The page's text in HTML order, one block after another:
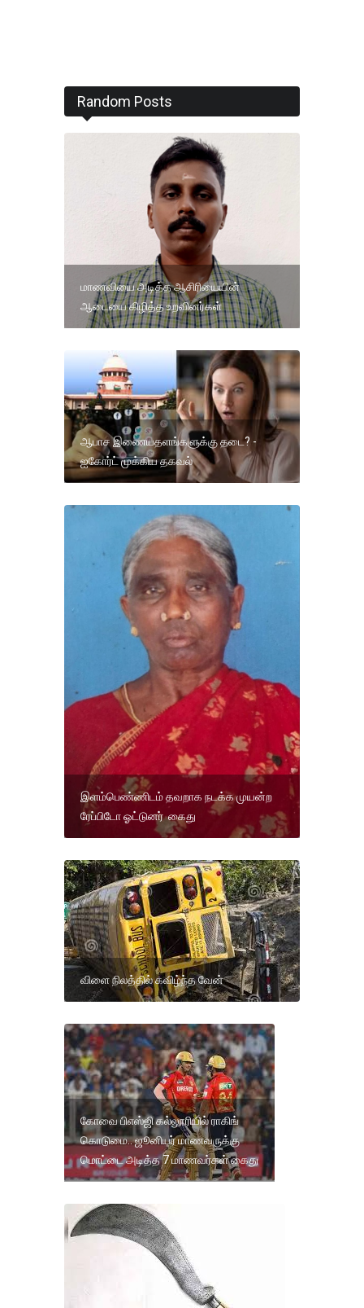
Random Posts
மாணவியை அடித்த ஆசிரியையின்
ஆடையை கிழித்த உறவினர்கள்
ஆபாச இணையதளங்களுக்கு தடை? -
ஐகோர்ட் முக்கிய தகவல்
இளம்பெண்ணிடம் தவறாக நடக்க முயன்ற
ரேப்பிடோ ஓட்டுனர் கைது
விளை நிலத்தில் கவிழ்ந்த வேன்
கோவை பிஎஸ்ஜி கல்லூரியில் ராகிங்
கொடுமை.. ஜூனியர் மாணவருக்கு
மொட்டை அடித்த 7 மாணவர்கள் கைது